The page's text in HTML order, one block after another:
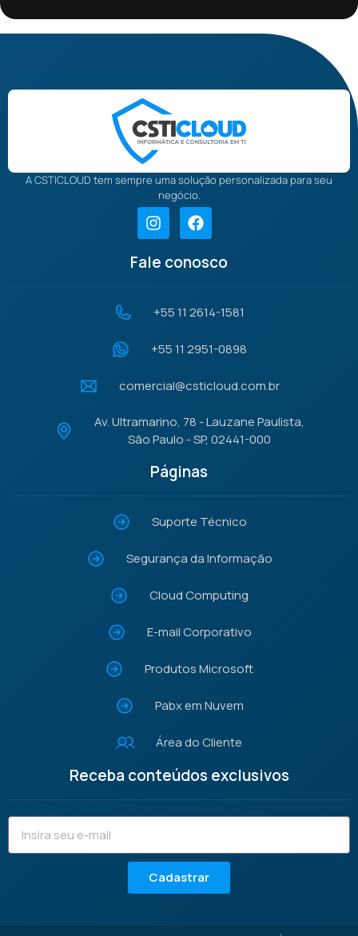
A CSTICLOUD tem sempre uma solução personalizada para seu
negócio.
Fale conosco
+55 11 2614-1581
+55 11 2951-0898
comercial@csticloud.com.br
Av. Ultramarino, 78 - Lauzane Paulista,
São Paulo - SP, 02441-000
Páginas
Suporte Técnico
Segurança da Informação
Cloud Computing
E-mail Corporativo
Produtos Microsoft
Pabx em Nuvem
Área do Cliente
Receba conteúdos exclusivos
Cadastrar